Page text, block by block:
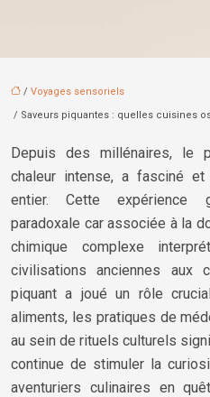
/ Voyages sensoriels
/ Saveurs piquantes : quelles cuisines
Depuis des millénaires, le
chaleur intense, a fasciné
entier. Cette expérience
paradoxale car associée à la
chimique complexe
civilisations anciennes aux
piquant a joué un rôle
aliments, les pratiques de
au sein de rituels culturels
continue de stimuler la
aventuriers culinaires en